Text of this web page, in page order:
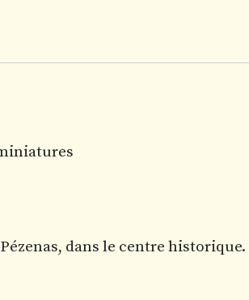
dans le centre historique.